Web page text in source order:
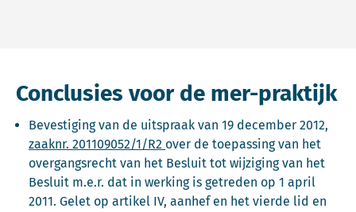
Conclusies voor de mer-praktijk
Bevestiging van de uitspraak van 19 december 2012,
zaaknr. 201109052/1/R2 Deze link opent in een nieuw
over de toepassing van het
overgangsrecht van het Besluit tot wijziging van het
Besluit m.e.r. dat in werking is getreden op 1 april
2011. Gelet op artikel IV, aanhef en het vierde lid en